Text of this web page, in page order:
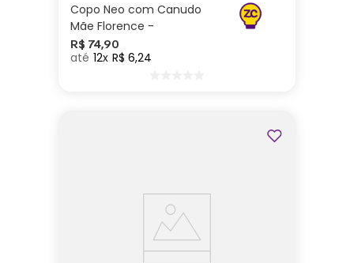
Copo Neo com Canudo
Mãe Florence -
Zonacriativa
R$ 74,90
12 R$ 6,24